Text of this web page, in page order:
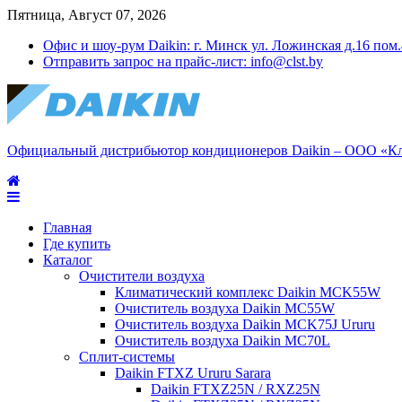
Пятница, Август 07, 2026
Офис и шоу-рум Daikin: г. Минск ул. Ложинская д.16
Отправить запрос на прайс-лист: info@clst.by
Официальный дистрибьютор кондиционеров Daikin – ООО
Главная
Где купить
Каталог
Очистители воздуха
Климатический комплекс Daikin MCK55W
Очиститель воздуха Daikin MC55W
Очиститель воздуха Daikin MCK75J Ururu
Очиститель воздуха Daikin MC70L
Сплит-системы
Daikin FTXZ Ururu Sarara
Daikin FTXZ25N / RXZ25N